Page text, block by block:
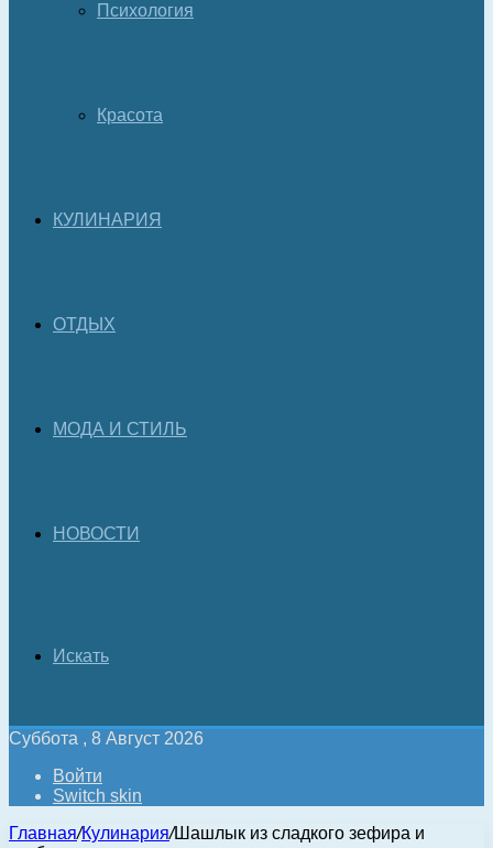
Психология
Красота
КУЛИНАРИЯ
ОТДЫХ
МОДА И СТИЛЬ
НОВОСТИ
Искать
Суббота , 8 Август 2026
Войти
Switch skin
Главная/Кулинария/Шашлык из сладкого зефира и